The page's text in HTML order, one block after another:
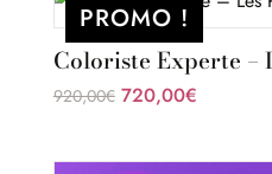
PROMO !
Coloriste Experte –
920,00€ Le
initial
720,00€Le
actuel